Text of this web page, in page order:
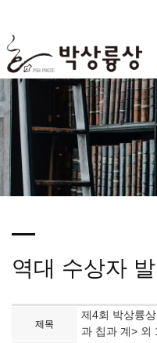
역대 수상자
제목
제4회 박상륭
과 칩과 계> 외